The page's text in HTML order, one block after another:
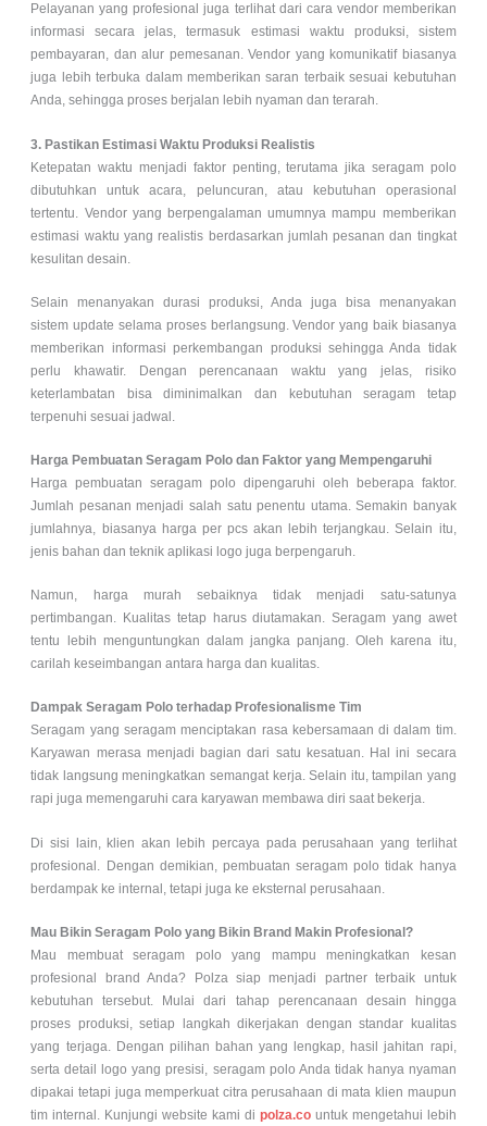
Pelayanan yang profesional juga terlihat dari cara vendor memberikan
informasi secara jelas, termasuk estimasi waktu produksi, sistem
pembayaran, dan alur pemesanan. Vendor yang komunikatif biasanya
juga lebih terbuka dalam memberikan saran terbaik sesuai kebutuhan
Anda, sehingga proses berjalan lebih nyaman dan terarah.
3. Pastikan Estimasi Waktu Produksi Realistis
Ketepatan waktu menjadi faktor penting, terutama jika seragam polo
dibutuhkan untuk acara, peluncuran, atau kebutuhan operasional
tertentu. Vendor yang berpengalaman umumnya mampu memberikan
estimasi waktu yang realistis berdasarkan jumlah pesanan dan tingkat
kesulitan desain.
Selain menanyakan durasi produksi, Anda juga bisa menanyakan
sistem update selama proses berlangsung. Vendor yang baik biasanya
memberikan informasi perkembangan produksi sehingga Anda tidak
perlu khawatir. Dengan perencanaan waktu yang jelas, risiko
keterlambatan bisa diminimalkan dan kebutuhan seragam tetap
terpenuhi sesuai jadwal.
Harga Pembuatan Seragam Polo dan Faktor yang Mempengaruhi
Harga pembuatan seragam polo dipengaruhi oleh beberapa faktor.
Jumlah pesanan menjadi salah satu penentu utama. Semakin banyak
jumlahnya, biasanya harga per pcs akan lebih terjangkau. Selain itu,
jenis bahan dan teknik aplikasi logo juga berpengaruh.
Namun, harga murah sebaiknya tidak menjadi satu-satunya
pertimbangan. Kualitas tetap harus diutamakan. Seragam yang awet
tentu lebih menguntungkan dalam jangka panjang. Oleh karena itu,
carilah keseimbangan antara harga dan kualitas.
Dampak Seragam Polo terhadap Profesionalisme Tim
Seragam yang seragam menciptakan rasa kebersamaan di dalam tim.
Karyawan merasa menjadi bagian dari satu kesatuan. Hal ini secara
tidak langsung meningkatkan semangat kerja. Selain itu, tampilan yang
rapi juga memengaruhi cara karyawan membawa diri saat bekerja.
Di sisi lain, klien akan lebih percaya pada perusahaan yang terlihat
profesional. Dengan demikian, pembuatan seragam polo tidak hanya
berdampak ke internal, tetapi juga ke eksternal perusahaan.
Mau Bikin Seragam Polo yang Bikin Brand Makin Profesional?
Mau membuat seragam polo yang mampu meningkatkan kesan
profesional brand Anda? Polza siap menjadi partner terbaik untuk
kebutuhan tersebut. Mulai dari tahap perencanaan desain hingga
proses produksi, setiap langkah dikerjakan dengan standar kualitas
yang terjaga. Dengan pilihan bahan yang lengkap, hasil jahitan rapi,
serta detail logo yang presisi, seragam polo Anda tidak hanya nyaman
dipakai tetapi juga memperkuat citra perusahaan di mata klien maupun
tim internal. Kunjungi website kami di polza.co untuk mengetahui lebih